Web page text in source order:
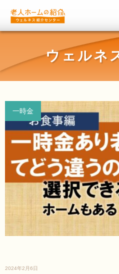
content
ウェルネ
一時金
2024年2月6日